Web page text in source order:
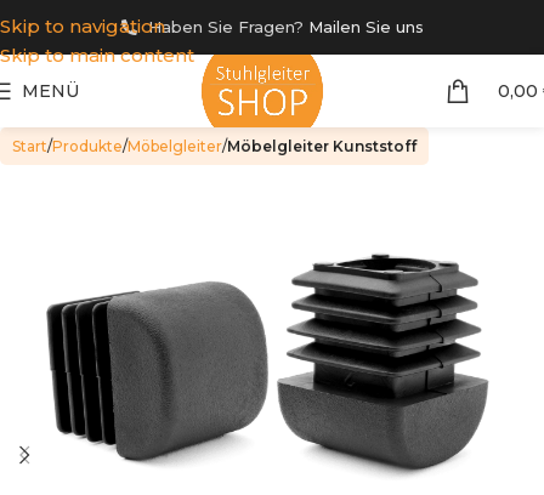
Skip to navigation
Skip to main content
Haben Sie Fragen? Mailen Sie uns
MENÜ 0,00
Start Produkte Möbelgleiter Möbelgleiter Kunststoff